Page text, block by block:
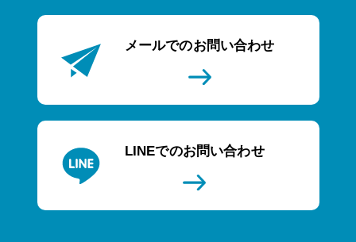
メールでのお問い合わせ
LINEでのお問い合わせ